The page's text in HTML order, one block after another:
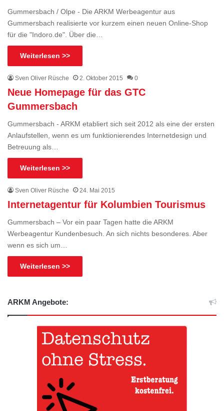
Gummersbach / Olpe - Die ARKM Werbeagentur aus
Gummersbach realisierte vor kurzem einen neuen Online-Shop
für die "Indoro.de". Über die…
Weiterlesen >>
Sven Oliver Rüsche 2. Oktober 2015 0
Neue Homepage für das GTC
Gummersbach
Gummersbach - ARKM etabliert sich seit 2012 als eine der ersten
Anlaufstellen, wenn es um funktionierendes Internetdesign und
Betreuung als…
Weiterlesen >>
Sven Oliver Rüsche 24. Mai 2015
Internetagentur für Kolumbien Tourismus
Gummersbach – Vor ein paar Tagen hatte die ARKM
Werbeagentur Kundenbesuch. An sich nichts besonderes. Aber
wenn es sich um…
Weiterlesen >>
ARKM Angebote: